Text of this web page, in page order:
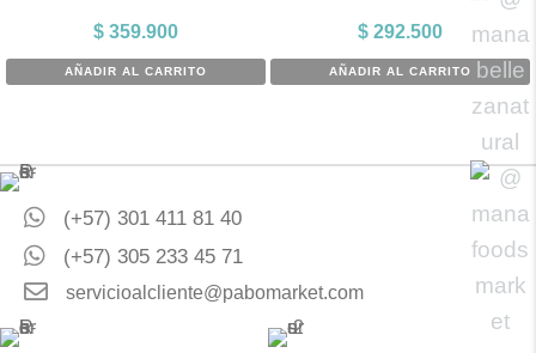
$359.900
AÑADIR AL CARRITO
$292.500
AÑADIR AL CARRITO
(+57) 301 411 81 40
(+57) 305 233 45 71
servicioalcliente@pabomarket.com